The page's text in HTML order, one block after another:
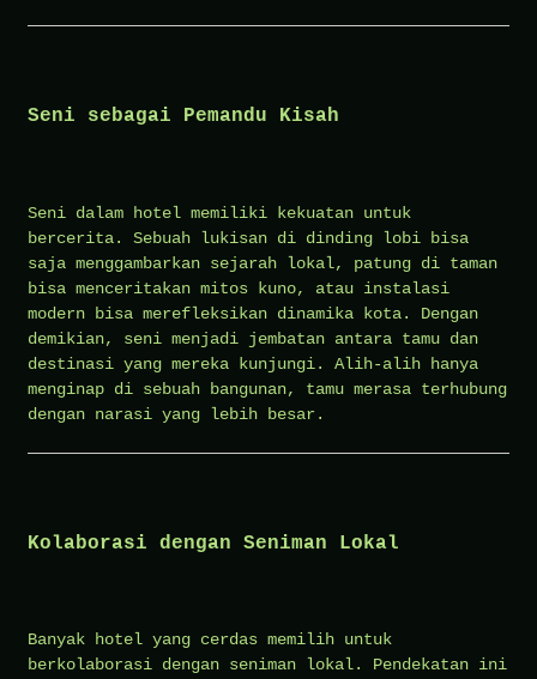
Seni sebagai Pemandu Kisah
Seni dalam hotel memiliki kekuatan untuk
bercerita. Sebuah lukisan di dinding lobi bisa
saja menggambarkan sejarah lokal, patung di taman
bisa menceritakan mitos kuno, atau instalasi
modern bisa merefleksikan dinamika kota. Dengan
demikian, seni menjadi jembatan antara tamu dan
destinasi yang mereka kunjungi. Alih-alih hanya
menginap di sebuah bangunan, tamu merasa terhubung
dengan narasi yang lebih besar.
Kolaborasi dengan Seniman Lokal
Banyak hotel yang cerdas memilih untuk
berkolaborasi dengan seniman lokal. Pendekatan ini